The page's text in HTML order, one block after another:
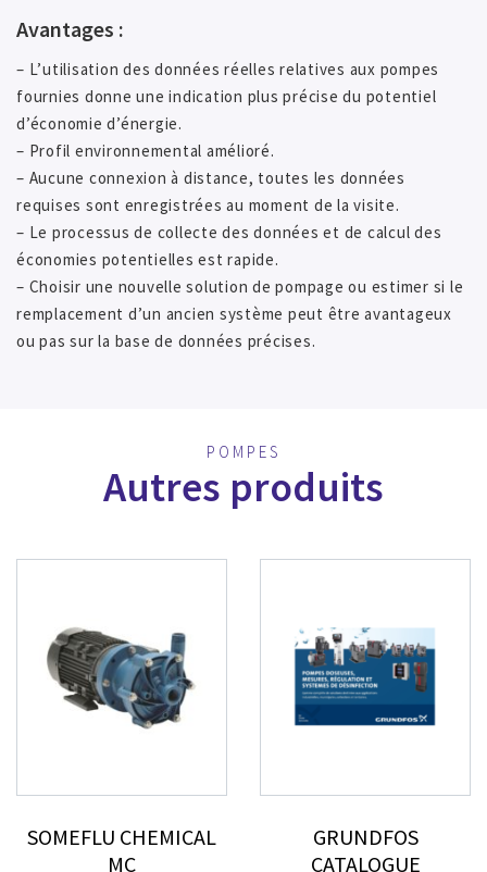
Avantages :
– L’utilisation des données réelles relatives aux pompes
fournies donne une indication plus précise du potentiel
d’économie d’énergie.
– Profil environnemental amélioré.
– Aucune connexion à distance, toutes les données
requises sont enregistrées au moment de la visite.
– Le processus de collecte des données et de calcul des
économies potentielles est rapide.
– Choisir une nouvelle solution de pompage ou estimer si le
remplacement d’un ancien système peut être avantageux
ou pas sur la base de données précises.
POMPES
Autres produits
SOMEFLU CHEMICAL
MC
GRUNDFOS
CATALOGUE